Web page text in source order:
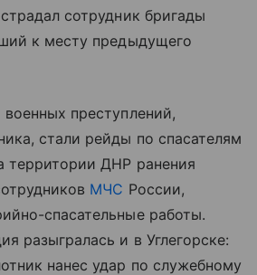
сотрудник бригады
к месту предыдущего
преступлений,
стали рейды по спасателям
территории ДНР ранения
МЧС России,
спасательные работы.
разыгралась и в Углегорске:
нанес удар по служебному